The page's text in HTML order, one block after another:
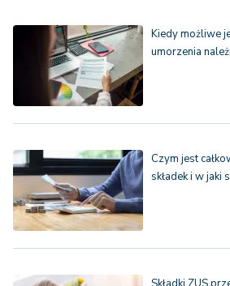
Kiedy możliwe
umorzenia
Czym jest
składek i w jaki